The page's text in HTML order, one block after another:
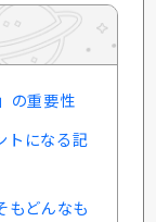
の重要性
トになる記
もどんなも